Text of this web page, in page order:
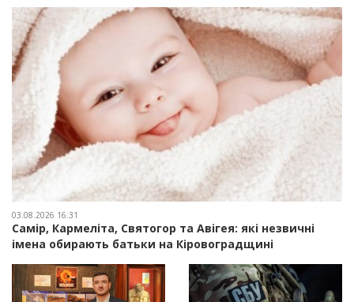
03.08.2026 16:31
Самір, Кармеліта, Святогор та Авігея: які незвичні
імена обирають батьки на Кіровоградщині